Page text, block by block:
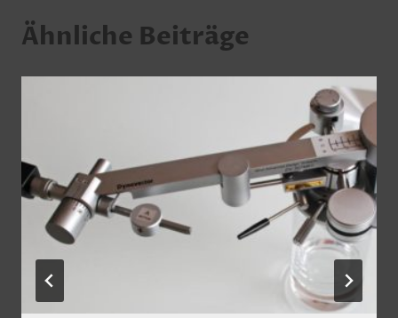
Ähnliche Beiträge